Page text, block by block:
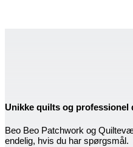
Unikke quilts og professionel
Beo Beo Patchwork og
endelig, hvis du har spørgsmål.